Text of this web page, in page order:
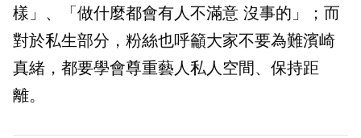
樣」、「做什麼都會有人不滿意 沒事的」；而
對於私生部分，粉絲也呼籲大家不要為難濱崎
真緒，都要學會尊重藝人私人空間、保持距
離。